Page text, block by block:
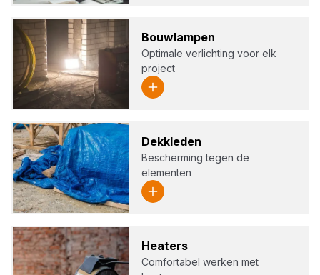
Bouw­lam­pen
Optimale verlichting voor elk
project
Dek­kle­den
Bescherming tegen de
elementen
Hea­ters
Comfortabel werken met